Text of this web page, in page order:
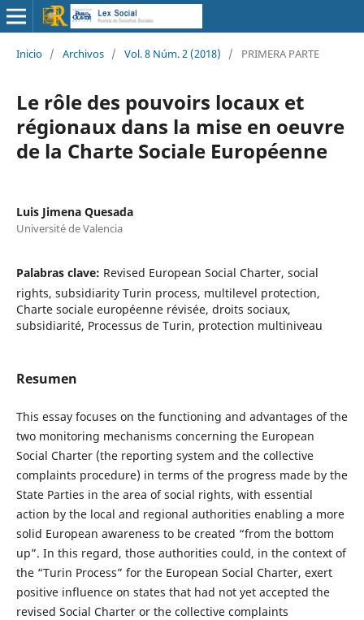
Inicio / Archivos / Vol. 8 Núm. 2 (2018) / PRIMERA PARTE
Le rôle des pouvoirs locaux et
régionaux dans la mise en oeuvre
de la Charte Sociale Européenne
Luis Jimena Quesada
Université de Valencia
Palabras clave: Revised European Social Charter, social
rights, subsidiarity Turin process, multilevel protection,
Charte sociale européenne révisée, droits sociaux,
subsidiarité, Processus de Turin, protection multiniveau
Resumen
This essay focuses on the functioning and advantages of the
two monitoring mechanisms concerning the European
Social Charter (the reporting system and the collective
complaints procedure) in terms of the progress made by the
State Parties in the area of social rights, with essential
action by the local and regional authorities enabling a more
solid European awareness to be created “from the bottom
up”. In this regard, those authorities could, in the context of
the “Turin Process” for the European Social Charter, exert
positive influence on states that had not yet accepted the
revised Social Charter or the collective complaints